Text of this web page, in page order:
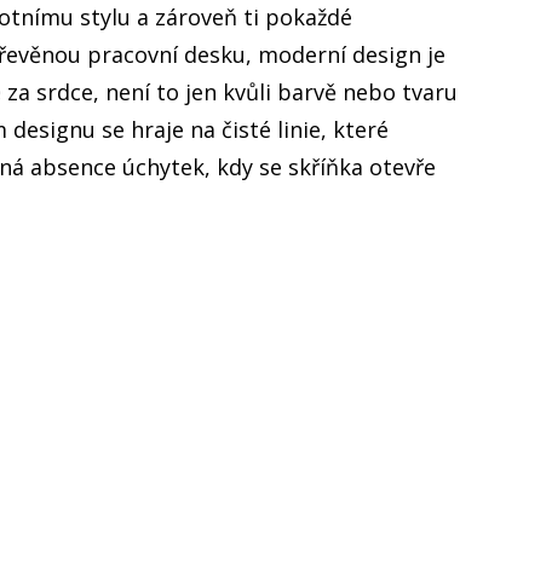
stylu a zároveň ti pokaždé
pracovní desku, moderní design je
srdce, není to jen kvůli barvě nebo tvaru
designu se hraje na čisté linie, které
absence úchytek, kdy se skříňka otevře